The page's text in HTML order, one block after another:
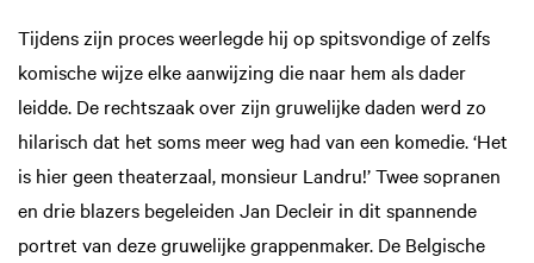
Tijdens zijn proces weerlegde hij op spitsvondige of zelfs
komische wijze elke aanwijzing die naar hem als dader
leidde. De rechtszaak over zijn gruwelijke daden werd zo
hilarisch dat het soms meer weg had van een komedie. ‘Het
is hier geen theaterzaal, monsieur Landru!’ Twee sopranen
en drie blazers begeleiden Jan Decleir in dit spannende
portret van deze gruwelijke grappenmaker. De Belgische